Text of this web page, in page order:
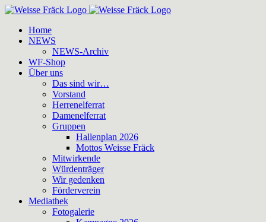
Zum
springenHome
NEWS
NEWS-Archiv
WF-Shop
Über uns
Das sind wir…
Vorstand
Herrenelferrat
Damenelferrat
Gruppen
Hallenplan 2026
Mottos Weisse Fräck
Mitwirkende
Würdenträger
Wir gedenken
Förderverein
Mediathek
Fotogalerie